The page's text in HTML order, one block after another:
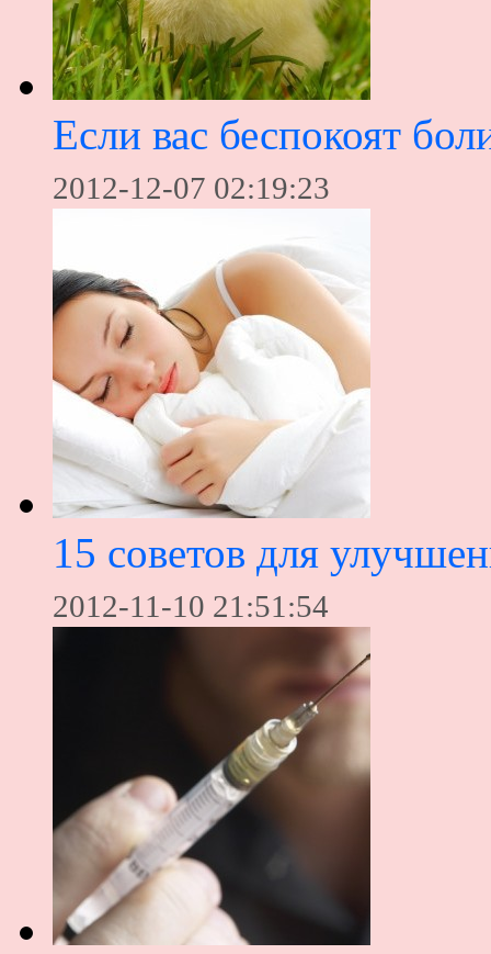
Если вас беспокоят
2012-12-07 02:19:23
15 советов для
2012-11-10 21:51:54